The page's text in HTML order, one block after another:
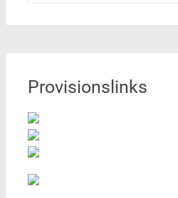
Provisionslinks